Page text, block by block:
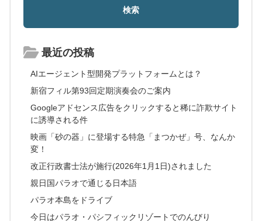
最近の投稿
AIエージェント型開発プラットフォームとは？
新宿フィル第93回定期演奏会のご案内
Googleアドセンス広告をクリックすると稀に詐欺サイト
に誘導される件
映画「砂の器」に登場する特急「まつかぜ」号、なんか
変！
改正行政書士法が施行(2026年1月1日)されました
親日国パラオで通じる日本語
パラオ本島をドライブ
今日はパラオ・パシフィックリゾートでのんびり